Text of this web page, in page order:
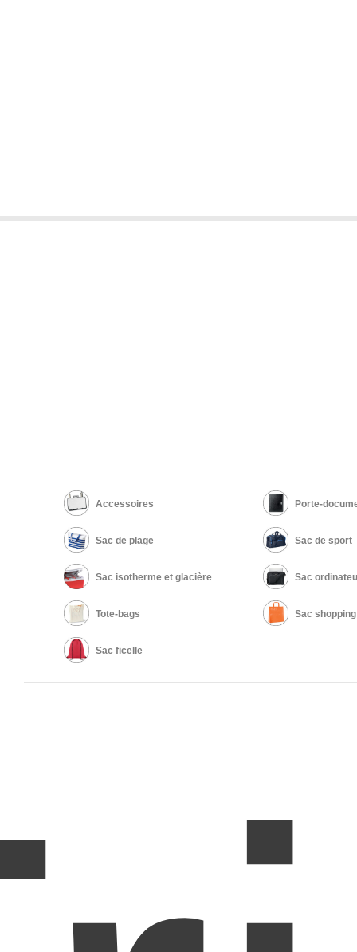
Accessoires Porte-
Sac de plage Sac de sport
Sac isotherme et glacière Sac
Tote-bags Sac shopping
Sac ficelle